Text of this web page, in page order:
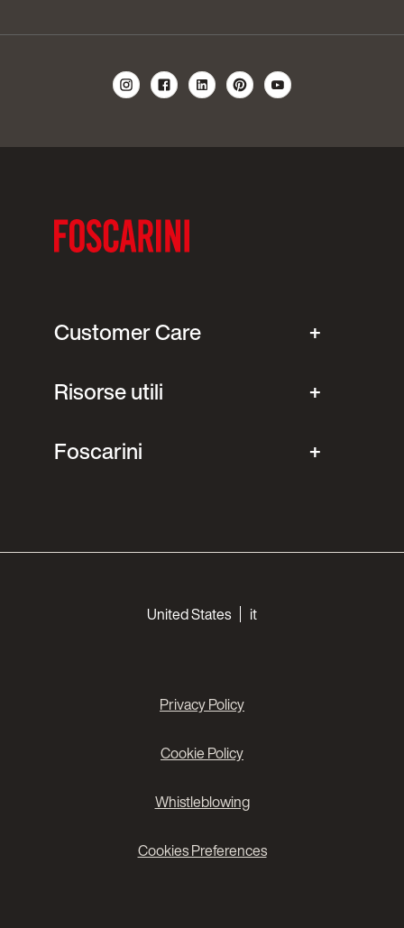
Customer Care
Risorse utili
Foscarini
United States it
Privacy Policy
Cookie Policy
Whistleblowing
Cookies Preferences